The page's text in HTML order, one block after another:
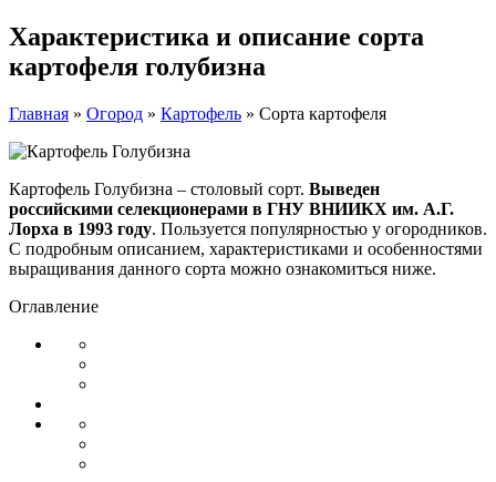
Характеристика и описание сорта
картофеля голубизна
Главная » Огород » Картофель » Сорта картофеля
Картофель Голубизна – столовый сорт. Выведен
российскими селекционерами в ГНУ ВНИИКХ им. А.Г.
Лорха в 1993 году. Пользуется популярностью у огородников.
С подробным описанием, характеристиками и особенностями
выращивания данного сорта можно ознакомиться ниже.
Оглавление